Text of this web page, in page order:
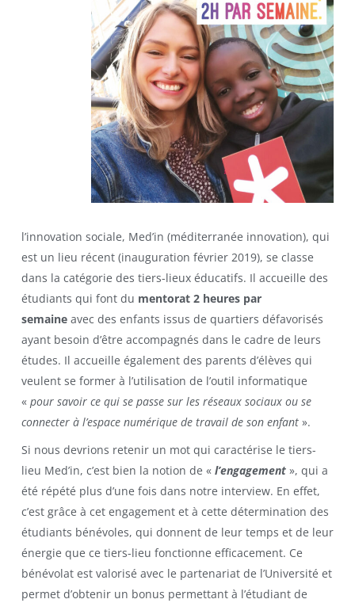
l’innovation sociale, Med’in (méditerranée innovation), qui
est un lieu récent (inauguration février 2019), se classe
dans la catégorie des tiers-lieux éducatifs. Il accueille des
étudiants qui font du mentorat 2 heures par
semaineavec des enfants issus de quartiers défavorisés
ayant besoin d’être accompagnés dans le cadre de leurs
études. Il accueille également des parents d’élèves qui
veulent se former à l’utilisation de l’outil informatique
« pour savoir ce qui se passe sur les réseaux sociaux ou se
connecter à l’espace numérique de travail de son enfant».
Si nous devrions retenir un mot qui caractérise le tiers-
lieu Med’in, c’est bien la notion de « l’engagement », qui a
été répété plus d’une fois dans notre interview. En effet,
c’est grâce à cet engagement et à cette détermination des
étudiants bénévoles, qui donnent de leur temps et de leur
énergie que ce tiers-lieu fonctionne efficacement. Ce
bénévolat est valorisé avec le partenariat de l’Université et
permet d’obtenir un bonus permettant à l’étudiant de